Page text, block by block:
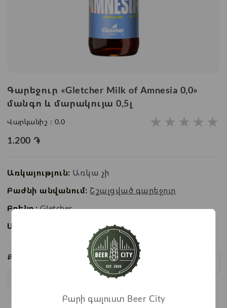
Գարեջուր «Gletcher Milk of Amnesia 0,0»
մանգո և մարակույա 0,5լ
Վարկանիշ : 0.0 ★
★
★
★
★
1.200 ֏
Առկայություն: Առկա չի
Բաժնի անվանում: Շշալցված գարեջուր
Բրենդ: Gletcher
Ապրանքի ID:
BC05848
Քանակ:
Բարի գալուստ Beer City